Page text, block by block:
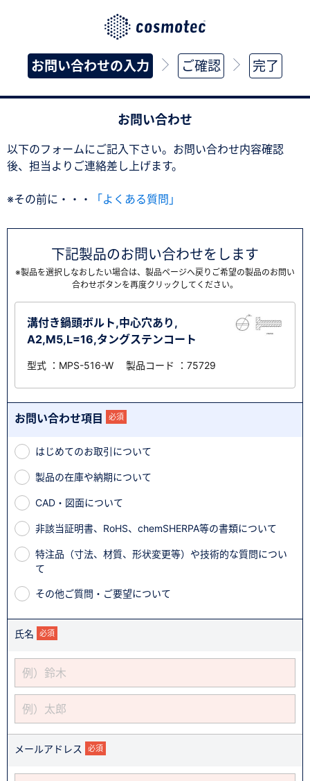
お問い合わせの入力 ご確認 完了
お問い合わせ
以下のフォームにご記入下さい。お問い合わせ内容確認
後、担当よりご連絡差し上げます。
※その前に・・・ 「よくある質問」
下記製品のお問い合わせをします
※製品を選択しなおしたい場合は、製品ページへ戻りご希望の製品のお問い
合わせボタンを再度クリックしてください。
溝付き鍋頭ボルト,中心穴あり,
A2,M5,L=16,タングステンコート
型式 ：MPS-516-W 製品コード ：75729
お問い合わせ項目 必須
はじめてのお取引について
製品の在庫や納期について
CAD・図面について
非該当証明書、RoHS、chemSHERPA等の書類について
特注品（寸法、材質、形状変更等）や技術的な質問につい
て
その他ご質問・ご要望について
氏名 必須
メールアドレス 必須